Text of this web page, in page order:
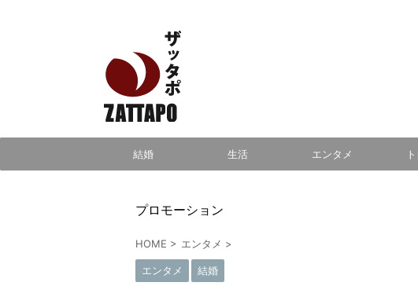
結婚 生活 エンタメ
プロモーション
HOME > エンタメ >
エンタメ 結婚